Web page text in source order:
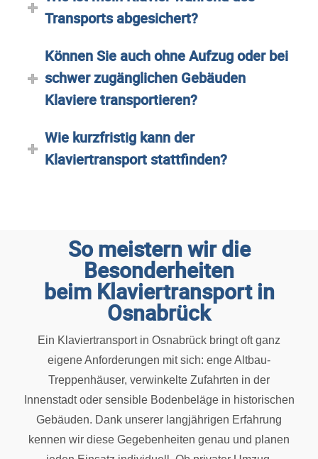
Transports abgesichert?
Können Sie auch ohne Aufzug oder bei
schwer zugänglichen Gebäuden
Klaviere transportieren?
Wie kurzfristig kann der
Klaviertransport stattfinden?
So meistern wir die
Besonderheiten
beim Klaviertransport in
Osnabrück
Ein Klaviertransport in Osnabrück bringt oft ganz
eigene Anforderungen mit sich: enge Altbau-
Treppenhäuser, verwinkelte Zufahrten in der
Innenstadt oder sensible Bodenbeläge in historischen
Gebäuden. Dank unserer langjährigen Erfahrung
kennen wir diese Gegebenheiten genau und planen